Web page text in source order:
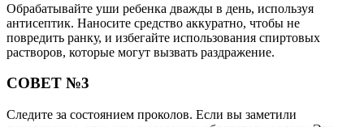
Обрабатывайте уши ребенка дважды в день, используя
антисептик. Наносите средство аккуратно, чтобы не
повредить ранку, и избегайте использования спиртовых
растворов, которые могут вызвать раздражение.
СОВЕТ №3
Следите за состоянием проколов. Если вы заметили